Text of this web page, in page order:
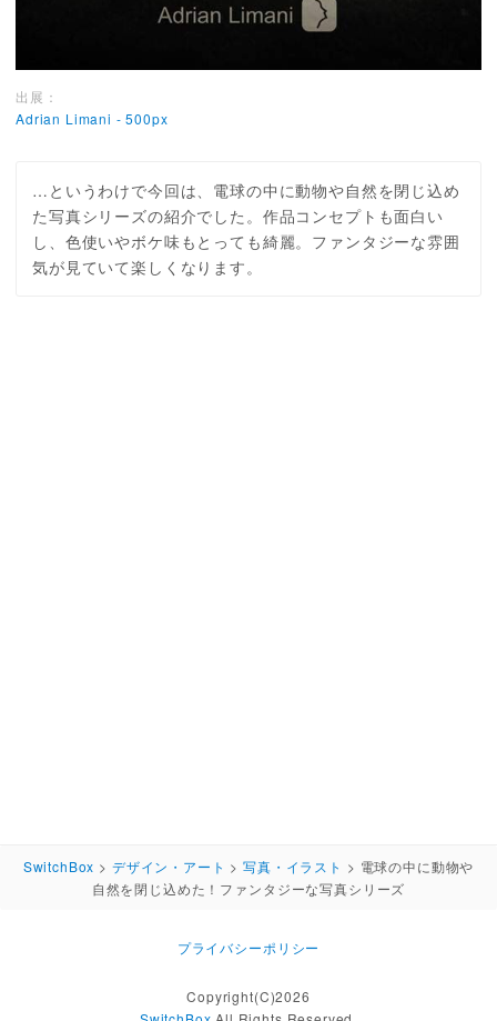
出展：
Adrian Limani - 500px
…というわけで今回は、電球の中に動物や自然を閉じ込め
た写真シリーズの紹介でした。作品コンセプトも面白い
し、色使いやボケ味もとっても綺麗。ファンタジーな雰囲
気が見ていて楽しくなります。
SwitchBox > デザイン・アート >写真・イラスト > 電球の中に動物や
自然を閉じ込めた！ファンタジーな写真シリーズ
プライバシーポリシー
Copyright(C)2026